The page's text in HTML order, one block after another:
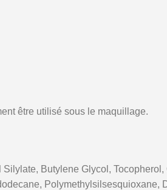
être utilisé sous le maquillage.
Butylene Glycol,
Polymethylsilsesquioxane,